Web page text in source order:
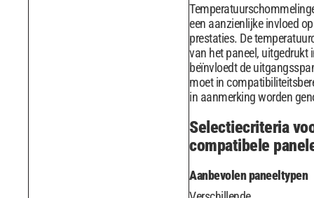
een aanzienlijke invloed
prestaties. De
van het paneel, uitgedrukt
beïnvloedt de
moet in
in aanmerking worden
Selectiecriteria
compatibele
Aanbevolen paneeltypen